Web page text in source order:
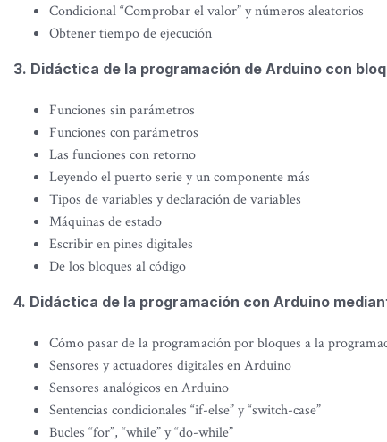
Condicional “Comprobar el valor” y números aleatorios
Obtener tiempo de ejecución
3. Didáctica de la programación de Arduino con
Funciones sin parámetros
Funciones con parámetros
Las funciones con retorno
Leyendo el puerto serie y un componente más
Tipos de variables y declaración de variables
Máquinas de estado
Escribir en pines digitales
De los bloques al código
4. Didáctica de la programación con Arduino
Cómo pasar de la programación por bloques a la
Sensores y actuadores digitales en Arduino
Sensores analógicos en Arduino
Sentencias condicionales “if-else” y “switch-case”
Bucles “for”, “while” y “do-while”